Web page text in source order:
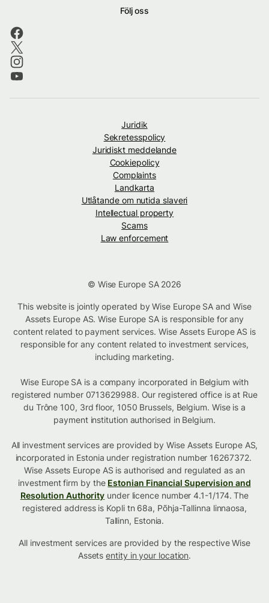
Följ oss
Juridik
Sekretesspolicy
Juridiskt meddelande
Cookiepolicy
Complaints
Landkarta
Utlåtande om nutida slaveri
Intellectual property
Scams
Law enforcement
© Wise Europe SA 2026
This website is jointly operated by Wise Europe SA and Wise
Assets Europe AS. Wise Europe SA is responsible for any
content related to payment services. Wise Assets Europe AS is
responsible for any content related to investment services,
including marketing.
Wise Europe SA is a company incorporated in Belgium with
registered number 0713629988. Our registered office is at Rue
du Trône 100, 3rd floor, 1050 Brussels, Belgium. Wise is a
payment institution authorised in Belgium.
All investment services are provided by Wise Assets Europe AS,
incorporated in Estonia under registration number 16267372.
Wise Assets Europe AS is authorised and regulated as an
investment firm by the Estonian Financial Supervision and
Resolution Authority under licence number 4.1-1/174. The
registered address is Kopli tn 68a, Põhja-Tallinna linnaosa,
Tallinn, Estonia.
All investment services are provided by the respective Wise
Assetsentity in your location.